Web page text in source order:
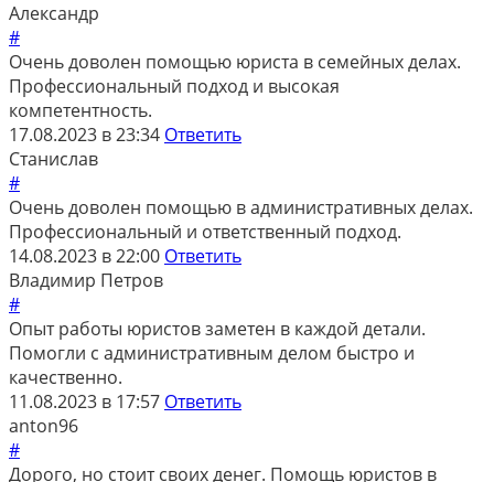
Александр
#
Очень доволен помощью юриста в семейных делах.
Профессиональный подход и высокая
компетентность.
17.08.2023 в 23:34 Ответить
Станислав
#
Очень доволен помощью в административных делах.
Профессиональный и ответственный подход.
14.08.2023 в 22:00 Ответить
Владимир Петров
#
Опыт работы юристов заметен в каждой детали.
Помогли с административным делом быстро и
качественно.
11.08.2023 в 17:57 Ответить
anton96
#
Дорого, но стоит своих денег. Помощь юристов в